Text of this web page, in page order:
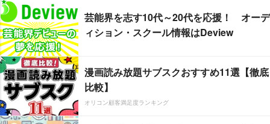
芸能界を志す10代～20代を応援！ オーデ
ィション・スクール情報はDeview
漫画読み放題サブスクおすすめ11選【徹底
比較】
オリコン顧客満足度ランキング